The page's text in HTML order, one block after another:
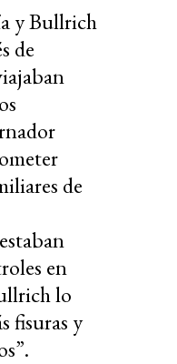
y Bullrich
de
de
en
lo
fisuras y